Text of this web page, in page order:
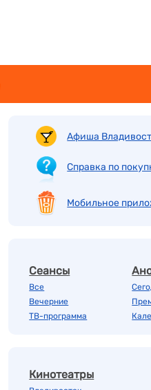
Афиша
Справка по
Мобильное
Сеансы
Все
Вечерние
ТВ-программа
Кинотеатры